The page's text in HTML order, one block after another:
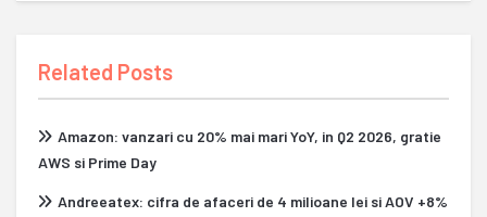
Related Posts
Amazon: vanzari cu 20% mai mari YoY, in Q2 2026, gratie
AWS si Prime Day
Andreeatex: cifra de afaceri de 4 milioane lei si AOV +8%